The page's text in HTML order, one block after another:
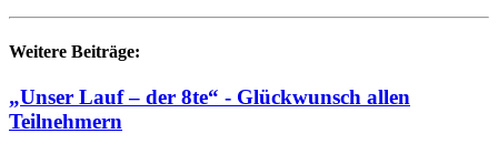
Weitere Beiträge:
„Unser Lauf – der 8te“ - Glückwunsch allen
Teilnehmern